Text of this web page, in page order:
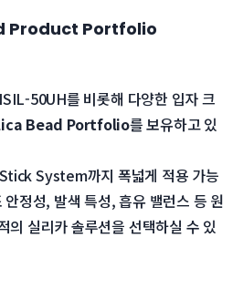
Product Portfolio
50UH를 비롯해 다양한 입자 크
Bead Portfolio를 보유하고 있
System까지 폭넓게 적용 가능
정성, 발색 특성, 흡유 밸런스 등 원
의 실리카 솔루션을 선택하실 수 있